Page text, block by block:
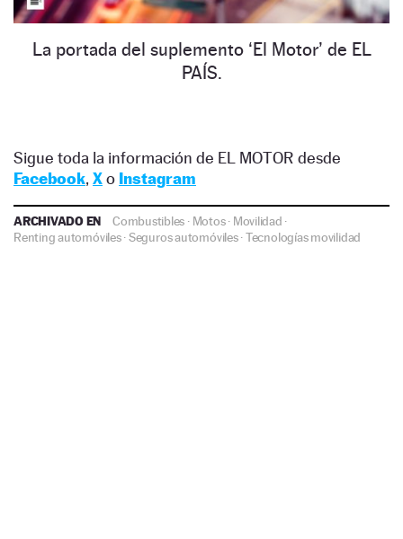
La portada del suplemento ‘El Motor’ de EL
PAÍS.
Sigue toda la información de EL MOTOR desde
Facebook, Xo Instagram
ARCHIVADO EN Combustibles · Motos· Movilidad ·
Renting automóviles·Seguros automóviles·Tecnologías movilidad